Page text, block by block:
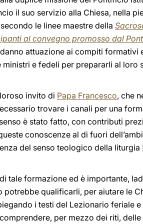
il suo servizio alla Chiesa, nella
le linee maestre della
al convegno promosso dal
attuazione ai compiti
e fedeli per prepararli al loro
invito di Papa Francesco, che
trovare i canali per una
è stato fatto, con contributi
conoscenze al di fuori
del senso teologico della
tale formazione ed è importante,
qualificarli, per aiutare le
i testi del Lezionario feriale
per mezzo dei riti,